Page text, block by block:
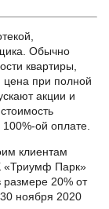
Обычно
квартиры,
при полной
акции и
ой оплате.
клиентам
«Триумф Парк»
размере 20% от
ноября 2020